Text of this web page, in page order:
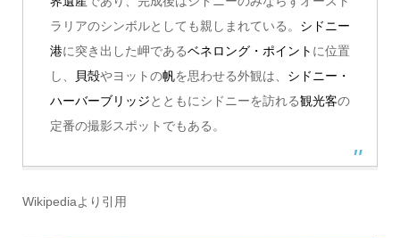
ラリアのシンボルとしても親しまれている。 シドニー
港に突き出した岬であるベネロング・ポイント に位置
し、
貝殻やヨットの帆を思わせる外観は、 シドニー・
ハーバーブリッジとともにシドニーを訪れる観光客の
定番の撮影スポットでもある。
Wikipediaより引用